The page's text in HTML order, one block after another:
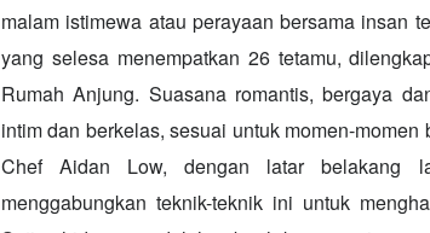
malam istimewa atau perayaan bersama insan
yang selesa menempatkan 26 tetamu,
Rumah Anjung. Suasana romantis, bergaya
intim dan berkelas, sesuai untuk momen-
Chef Aidan Low, dengan latar belakang
menggabungkan teknik-teknik ini untuk